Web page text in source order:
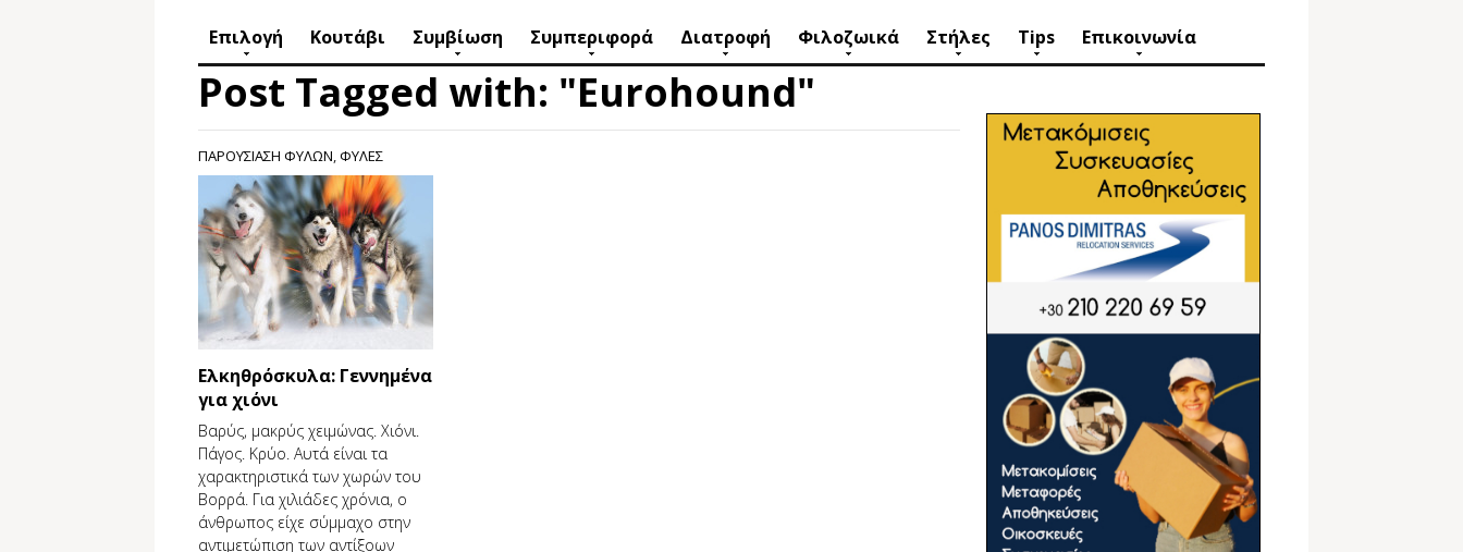
Επιλογή Κουτάβι Συμβίωση Συμπεριφορά Διατροφή Φιλοζωικά Στήλες Tips Επικοινωνία
Post Tagged with: "Eurohound"
ΠΑΡΟΥΣΙΑΣΗ ΦΥΛΩΝ,ΦΥΛΕΣ
Eλκηθρόσκυλα: Γεννημένα
για χιόνι
Βαρύς, μακρύς χειμώνας. Χιόνι.
Πάγος. Κρύο. Αυτά είναι τα
χαρακτηριστικά των χωρών του
Βορρά. Για χιλιάδες χρόνια, ο
άνθρωπος είχε σύμμαχο στην
αντιμετώπιση των αντίξοων